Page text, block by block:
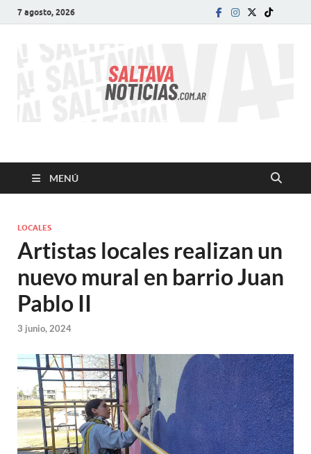
7 agosto, 2026
SALTA VA!
MENÚ
LOCALES
Artistas locales realizan un
nuevo mural en barrio Juan
Pablo II
3 junio, 2024